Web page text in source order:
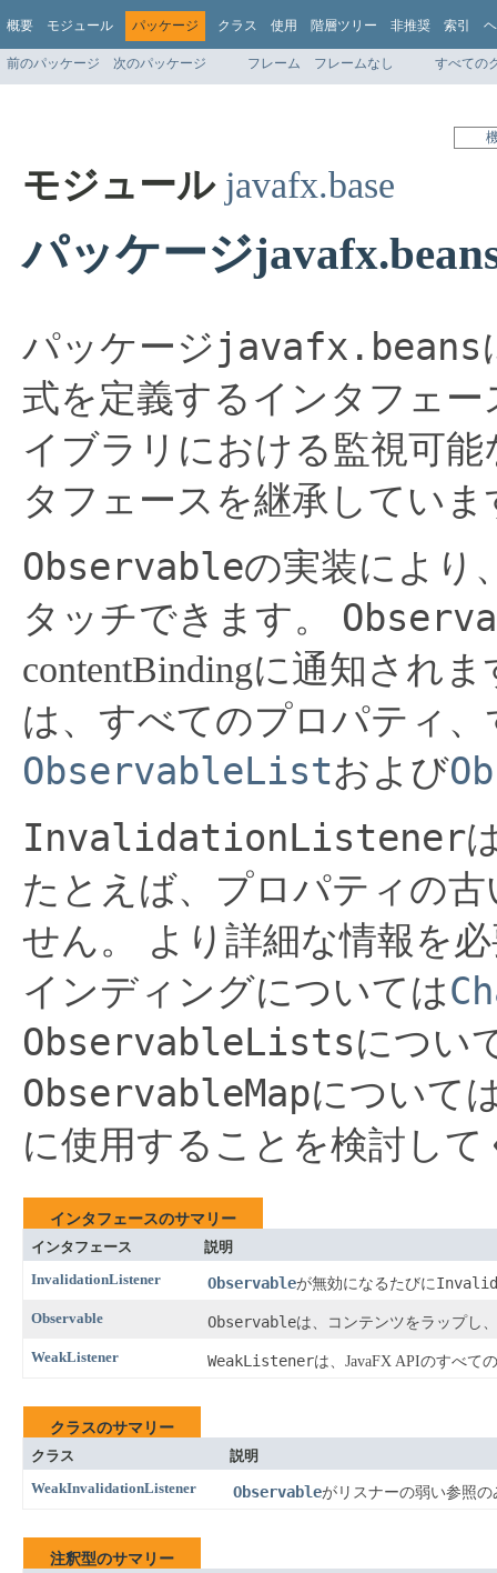
概要 モジュール パッケージ クラス 使用 階層ツリー 非推奨 索引
前のパッケージ 次のパッケージ フレーム フレームなし すべての
モジュール javafx.base
パッケージ
パッケージjavafx.beans
式を定義するインタフェ
イブラリにおける監視可
タフェースを継承していま
Observableの実装により
タッチできます。
contentBindingに通知されま
は、すべてのプロパティ
ObservableListおよび
InvalidationListener
たとえば、プロパティの
せん。
より詳細な情報を
インディングについては
ObservableListsについ
ObservableMapについて
に使用することを検討し
インタフェースのサマリー
インタフェース
説明
InvalidationListener
Observableが無効になるたびに
Observable Observableは、コンテンツをラップし
WeakListener WeakListenerは、JavaFX APIのすべて
クラスのサマリー
クラス
説明
WeakInvalidationListener
Observableがリスナーの弱い参照
注釈型のサマリー